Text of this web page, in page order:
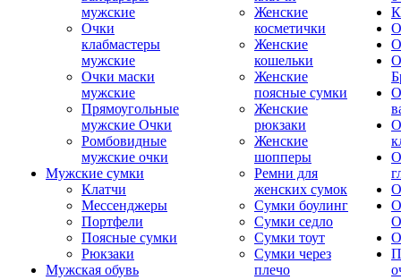
мужские
Очки
клабмастеры
мужские
Очки маски
мужские
Прямоугольные
мужские Очки
Ромбовидные
мужские очки
Мужские сумки
Клатчи
Мессенджеры
Портфели
Поясные сумки
Рюкзаки
Мужская обувь
Женские
косметички
Женские
кошельки
Женские
поясные сумки
Женские
рюкзаки
Женские
шопперы
Ремни для
женских сумок
Сумки боулинг
Сумки седло
Сумки тоут
Сумки через
плечо